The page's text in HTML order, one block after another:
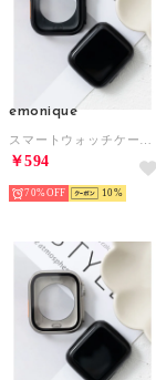
emonique
￥594
70% 10